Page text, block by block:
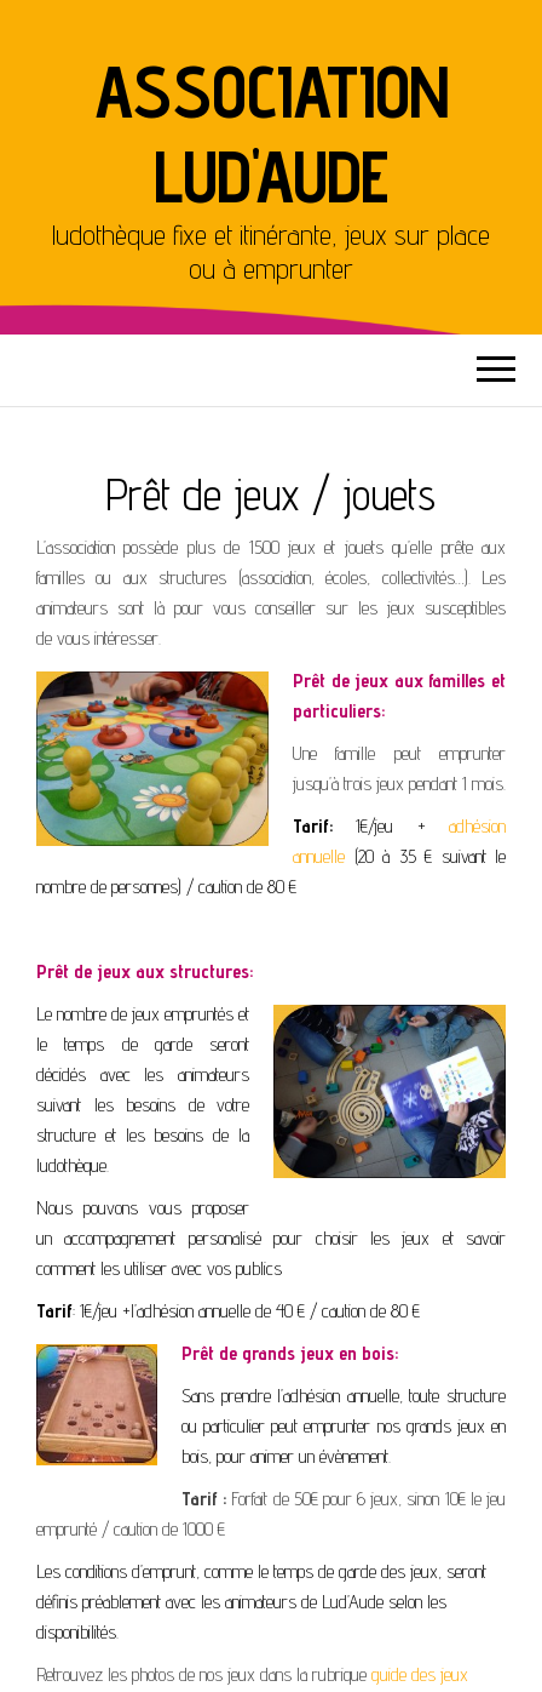
ASSOCIATION
LUD'AUDE
ludothèque fixe et itinérante, jeux sur place
ou à emprunter
Prêt de jeux / jouets
L’association possède plus de 1500 jeux et jouets qu’elle prête aux
familles ou aux structures (association, écoles, collectivités…). Les
animateurs sont là pour vous conseiller sur les jeux susceptibles
de vous intéresser.
Prêt de jeux aux familles et
particuliers:
Une famille peut emprunter
jusqu’à trois jeux pendant 1 mois.
Tarif: 1€/jeu + adhésion
annuelle (20 à 35 € suivant le
nombre de personnes) / caution de 80 €
Prêt de jeux aux structures:
Le nombre de jeux empruntés et
le temps de garde seront
décidés avec les animateurs
suivant les besoins de votre
structure et les besoins de la
ludothèque.
Nous pouvons vous proposer
un accompagnement personalisé pour choisir les jeux et savoir
comment les utiliser avec vos publics
Tarif: 1€/jeu +l’adhésion annuelle de 40 € / caution de 80 €
Prêt de grands jeux en bois:
Sans prendre l’adhésion annuelle, toute structure
ou particulier peut emprunter nos grands jeux en
bois, pour animer un évènement.
Tarif : Forfait de 50€ pour 6 jeux, sinon 10€ le jeu
emprunté / caution de 1000 €
Les conditions d’emprunt, comme le temps de garde des jeux, seront
définis préablement avec les animateurs de Lud’Aude selon les
disponibilités.
Retrouvez les photos de nos jeux dans la rubrique guide des jeux